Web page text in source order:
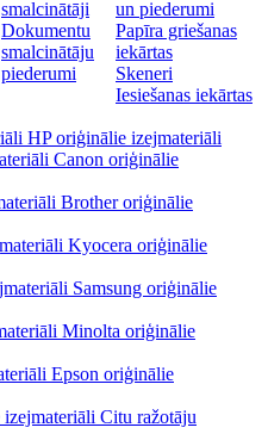
smalcinātāji
Dokumentu
smalcinātāju
piederumi
un piederumi
Papīra griešanas
iekārtas
Skeneri
Iesiešanas iekārtas
HP oriģinālie izejmateriāli
Canon oriģinālie
Brother oriģinālie
Kyocera oriģinālie
Samsung oriģinālie
Minolta oriģinālie
Epson oriģinālie
Citu ražotāju